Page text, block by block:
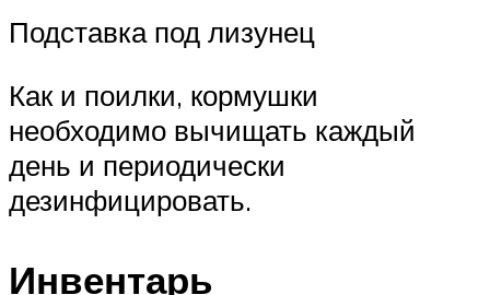
Подставка под лизунец
Как и поилки, кормушки
необходимо вычищать каждый
день и периодически
дезинфицировать.
Инвентарь